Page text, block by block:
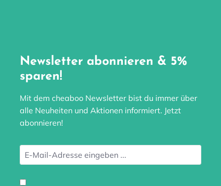
Newsletter abonnieren & 5%
sparen!
Mit dem cheaboo Newsletter bist du immer über
alle Neuheiten und Aktionen informiert. Jetzt
abonnieren!